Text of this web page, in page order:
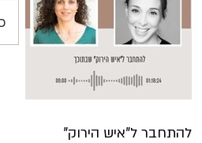
להתחבר ל"איש הירוק"